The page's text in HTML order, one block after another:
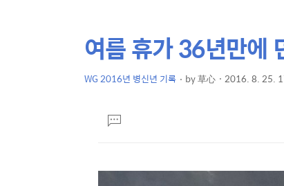
상
컨
본
문
제
여름 휴가 36년만에
WG 2016년 병신년 기록 by草心 2016. 8. 25.
댓
글